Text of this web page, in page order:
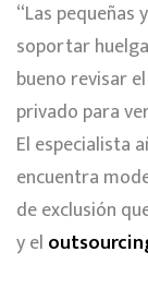
“Las pequeñas
soportar
bueno revisar
privado para
El especialista
encuentra
de exclusión
y el